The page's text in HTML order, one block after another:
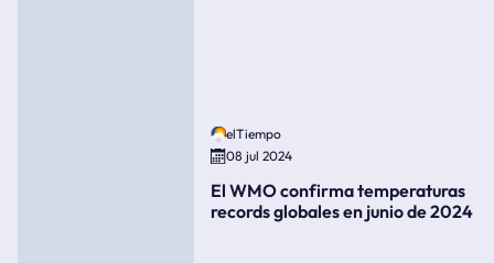
elTiempo
08 jul 2024
El WMO confirma temperaturas
records globales en junio de 2024